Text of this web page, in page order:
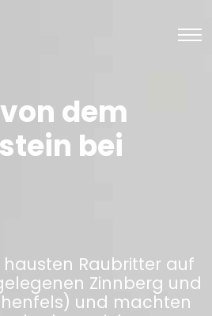
dem
bei
Raubritter auf
Zinnberg und
und machten